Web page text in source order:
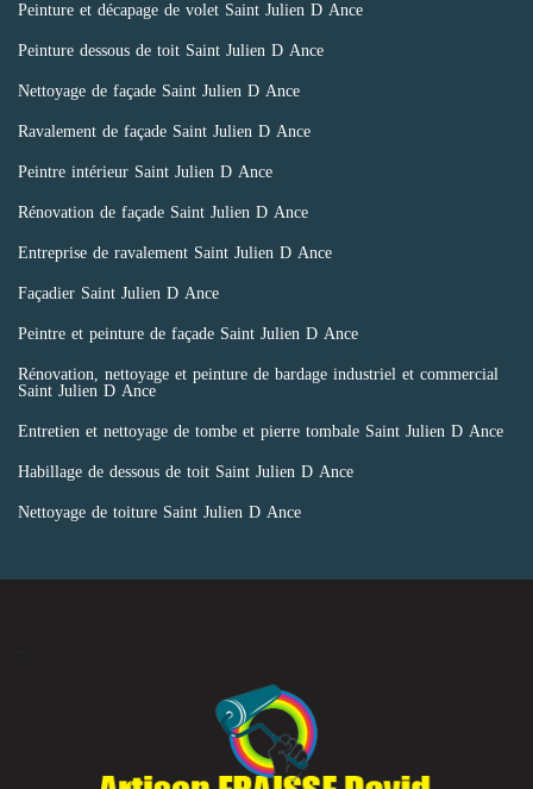
Peinture et décapage de volet Saint Julien D Ance
Peinture dessous de toit Saint Julien D Ance
Nettoyage de façade Saint Julien D Ance
Ravalement de façade Saint Julien D Ance
Peintre intérieur Saint Julien D Ance
Rénovation de façade Saint Julien D Ance
Entreprise de ravalement Saint Julien D Ance
Façadier Saint Julien D Ance
Peintre et peinture de façade Saint Julien D Ance
Rénovation, nettoyage et peinture de bardage industriel et commercial
Saint Julien D Ance
Entretien et nettoyage de tombe et pierre tombale Saint Julien D Ance
Habillage de dessous de toit Saint Julien D Ance
Nettoyage de toiture Saint Julien D Ance